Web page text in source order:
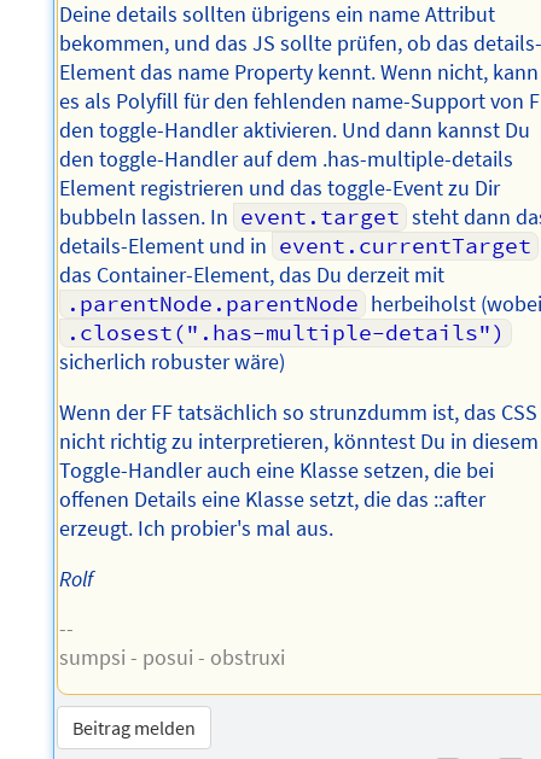
Deine details sollten übrigens ein name Attribut
bekommen, und das JS sollte prüfen, ob das
Element das name Property kennt. Wenn nicht, kann
es als Polyfill für den fehlenden name-Support von
den toggle-Handler aktivieren. Und dann kannst Du
den toggle-Handler auf dem .has-multiple-details
Element registrieren und das toggle-Event zu Dir
bubbeln lassen. In event.target steht dann
details-Element und in event.currentTarget
das Container-Element, das Du derzeit mit
.parentNode.parentNode herbeiholst
.closest(".has-multiple-details")
sicherlich robuster wäre)
Wenn der FF tatsächlich so strunzdumm ist, das CSS
nicht richtig zu interpretieren, könntest Du in diesem
Toggle-Handler auch eine Klasse setzen, die bei
offenen Details eine Klasse setzt, die das ::after
erzeugt. Ich probier's mal aus.
Rolf
--
sumpsi - posui - obstruxi
Beitrag melden